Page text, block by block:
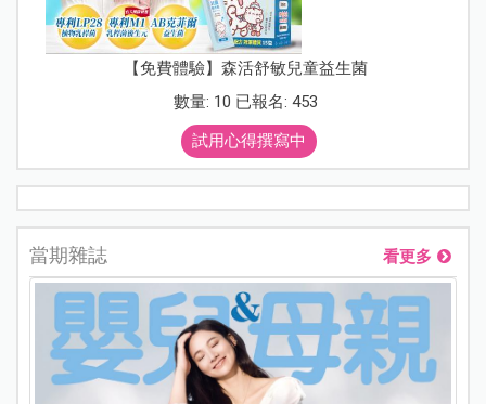
【免費體驗】森活舒敏兒童益生菌
數量: 10 已報名: 453
試用心得撰寫中
當期雜誌 看更多